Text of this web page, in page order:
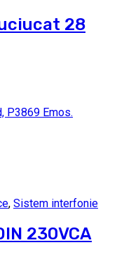
28
P3869 Emos.
, Sistem interfonie
230VCA